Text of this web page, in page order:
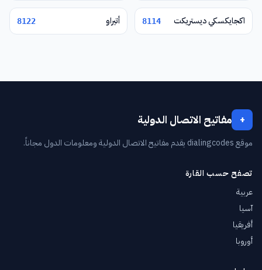
اكجايكسكي ديستريكت 8114 أتيراو 8122
+ مفاتيح الاتصال الدولية
موقع dialingcodes يقدم مفاتيح الاتصال الدولية ومعلومات الدول مجاناً.
تصفح حسب القارة
عربية
آسيا
أفريقيا
أوروبا